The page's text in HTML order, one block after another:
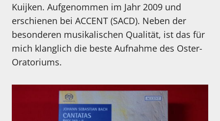
Kuijken. Aufgenommen im Jahr 2009 und
erschienen bei ACCENT (SACD). Neben der
besonderen musikalischen Qualität, ist das für
mich klanglich die beste Aufnahme des Oster-
Oratoriums.